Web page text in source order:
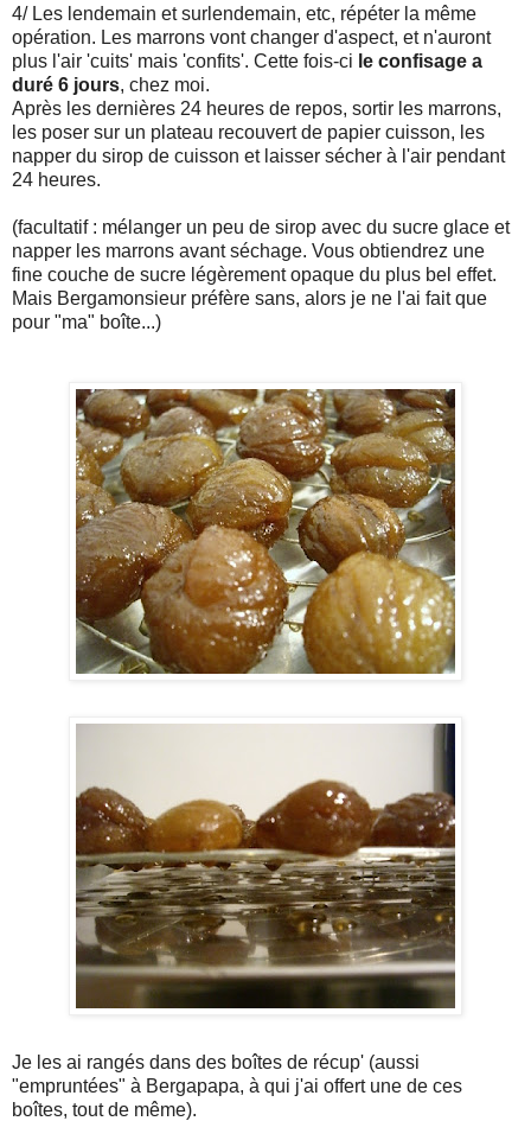
4/ Les lendemain et surlendemain, etc, répéter la même
opération. Les marrons vont changer d'aspect, et n'auront
plus l'air 'cuits' mais 'confits'. Cette fois-ci le confisage a
duré 6 jours, chez moi.
Après les dernières 24 heures de repos, sortir les marrons,
les poser sur un plateau recouvert de papier cuisson, les
napper du sirop de cuisson et laisser sécher à l'air pendant
24 heures.
(facultatif : mélanger un peu de sirop avec du sucre glace et
napper les marrons avant séchage. Vous obtiendrez une
fine couche de sucre légèrement opaque du plus bel effet.
Mais Bergamonsieur préfère sans, alors je ne l'ai fait que
pour "ma" boîte...)
Je les ai rangés dans des boîtes de récup' (aussi
"empruntées" à Bergapapa, à qui j'ai offert une de ces
boîtes, tout de même).